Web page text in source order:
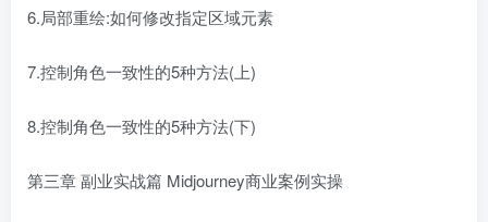
6.局部重绘:如何修改指定区域元素
7.控制角色一致性的5种方法(上)
8.控制角色一致性的5种方法(下)
第三章 副业实战篇 Midjourney商业案例实操